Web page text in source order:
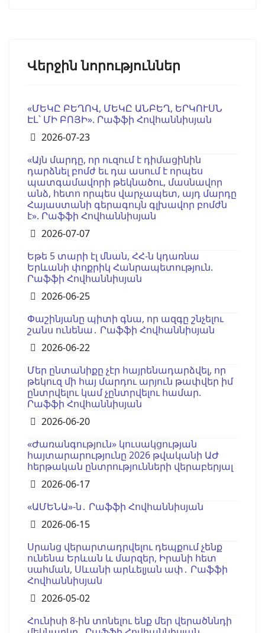
Վերջին նորություններ
«ՄԵԿԸ ԲԵՂՈՎ, ՄԵԿԸ ԱՆԲԵՂ, ԵՐԿՈՒՍՆ
ԷԼ՝ ՄԻ ԲՈՅԻ». Րաֆֆի Հովհաննիսյան
Details
2026-07-23
«Այն մարդը, որ ուզում է դիմացինին
դարձնել բոմժ եւ դա ասում է որպես
պատգամավորի թեկնածու, մասնավոր
անձ, հետո որպես վարչապետ, այդ մարդը
Հայաստանի գերագույն գլխավոր բոմժն
է». Րաֆֆի Հովհաննիսյան
Details
2026-07-07
Եթե 5 տարի էլ մնան, ՀՀ-ն կդառնա
Երևանի փոքրիկ Հանրապետություն.
Րաֆֆի Հովհաննիսյան
Details
2026-06-25
Փաշինյանը պիտի գնա, որ ազգը շնչելու
շանս ունենա․ Րաֆֆի Հովհաննիսյան
Details
2026-06-22
Մեր ընտանիքը չէր հայրենադարձվել, որ
թեկուզ մի հայ մարդու արյուն թափվեր իմ
ընտրվելու կամ չընտրվելու համար.
Րաֆֆի Հովհաննիսյան
Details
2026-06-20
«Ժառանգություն» կուսակցության
հայտարարությունը 2026 թվականի ԱԺ
հերթական ընտրությունների վերաբերյալ
Details
2026-06-17
«ԱՄԵՆԱ»-ն․ Րաֆֆի Հովհաննիսյան
Details
2026-06-15
Սրանց վերարտադրվելու դեպքում չենք
ունենա Երևան և մարզեր, Իրանի հետ
սահման, Սևանի արևելյան ափ․ Րաֆֆի
Հովհաննիսյան
Details
2026-05-02
Հունիսի 8-ին տոնելու ենք մեր վերածննդի